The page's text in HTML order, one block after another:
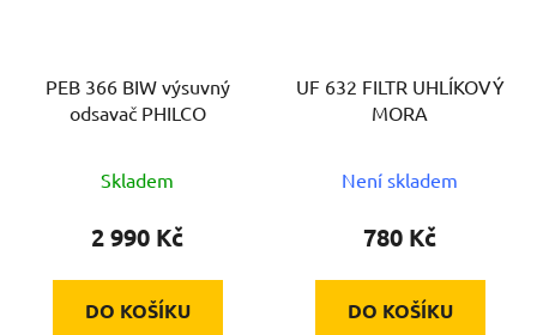
PEB 366 BIW výsuvný
odsavač PHILCO
Skladem
2 990 Kč
DO KOŠÍKU
UF 632 FILTR UHLÍKOVÝ
MORA
Není skladem
780 Kč
DO KOŠÍKU